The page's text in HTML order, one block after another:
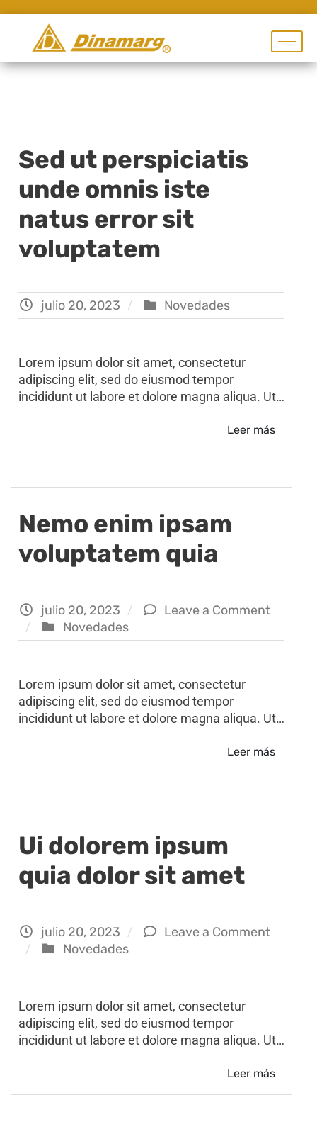
Sed ut perspiciatis
unde omnis iste
natus error sit
voluptatem
julio 20, 2023 Novedades
Lorem ipsum dolor sit amet, consectetur
adipiscing elit, sed do eiusmod tempor
incididunt ut labore et dolore magna aliqua. Ut…
Leer más
Nemo enim ipsam
voluptatem quia
julio 20, 2023
Leave a Comment
Novedades
Lorem ipsum dolor sit amet, consectetur
adipiscing elit, sed do eiusmod tempor
incididunt ut labore et dolore magna aliqua. Ut…
Leer más
Ui dolorem ipsum
quia dolor sit amet
julio 20, 2023
Leave a Comment
Novedades
Lorem ipsum dolor sit amet, consectetur
adipiscing elit, sed do eiusmod tempor
incididunt ut labore et dolore magna aliqua. Ut…
Leer más